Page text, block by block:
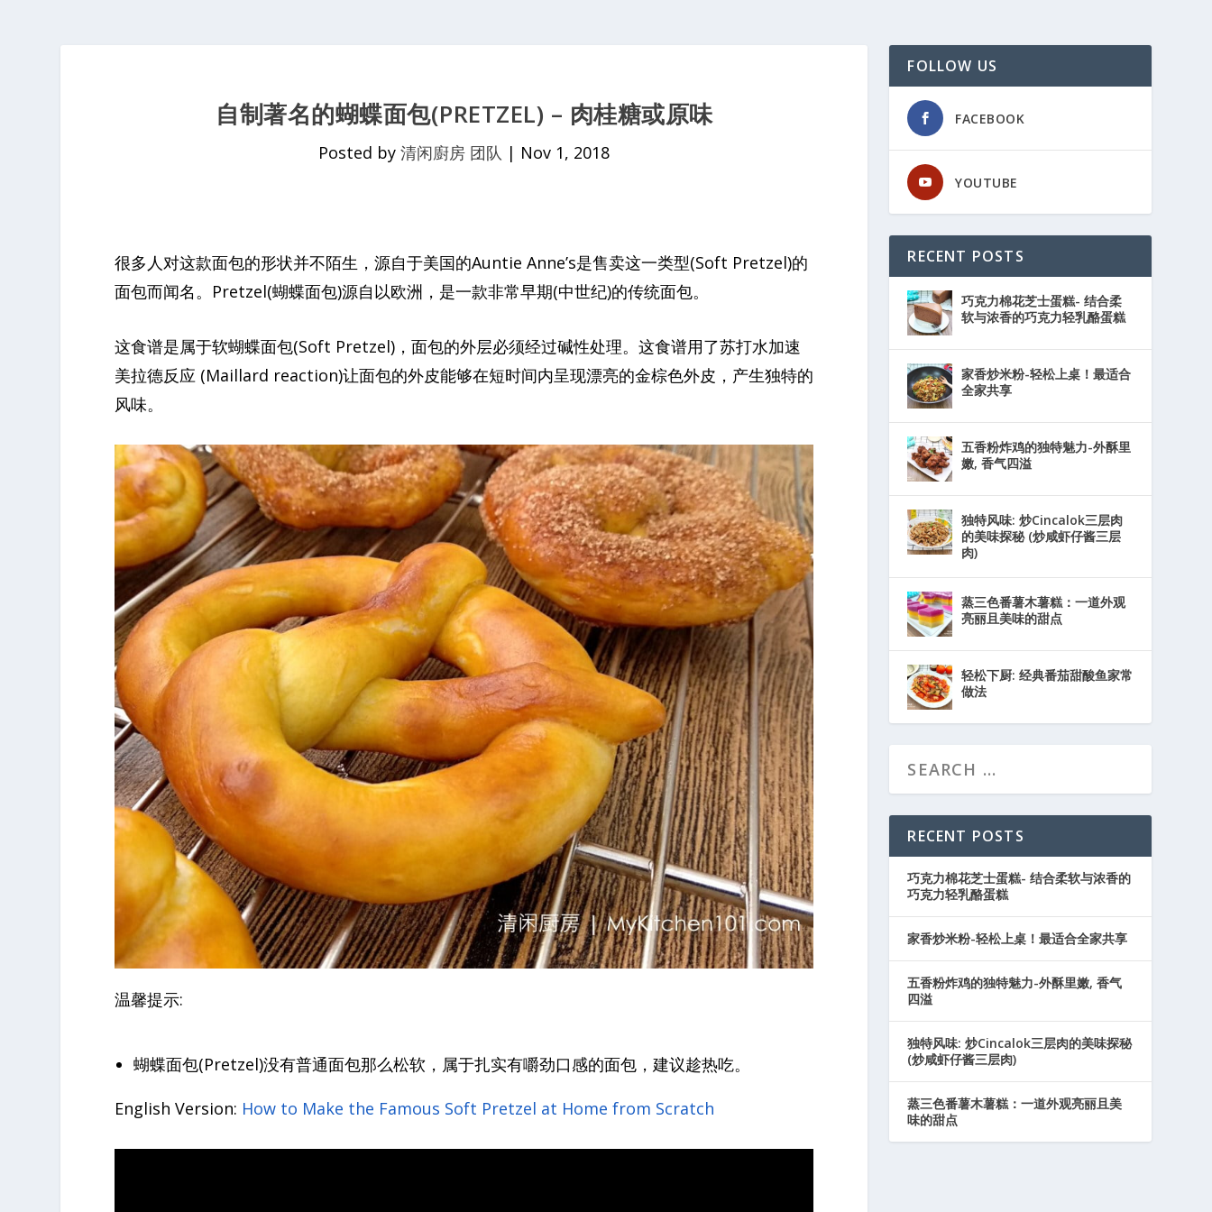
自制著名的蝴蝶面包(PRETZEL) – 肉桂糖或原味
Posted by清闲廚房 团队 | Nov 1, 2018
很多人对这款面包的形状并不陌生，源自于美国的Auntie Anne’s是售卖这一类型(Soft Pretzel)的
面包而闻名。Pretzel(蝴蝶面包)源自以欧洲，是一款非常早期(中世纪)的传统面包。
这食谱是属于软蝴蝶面包(Soft Pretzel)，面包的外层必须经过碱性处理。这食谱用了苏打水加速
美拉德反应 (Maillard reaction)让面包的外皮能够在短时间内呈现漂亮的金棕色外皮，产生独特的
风味。
温馨提示:
蝴蝶面包(Pretzel)没有普通面包那么松软，属于扎实有嚼劲口感的面包，建议趁热吃。
English Version: How to Make the Famous Soft Pretzel at Home from Scratch
FOLLOW US
FACEBOOK
YOUTUBE
RECENT POSTS
巧克力棉花芝士蛋糕- 结合柔
软与浓香的巧克力轻乳酪蛋糕
家香炒米粉-轻松上桌！最适合
全家共享
五香粉炸鸡的独特魅力-外酥里
嫩, 香气四溢
独特风味: 炒Cincalok三层肉
的美味探秘 (炒咸虾仔酱三层
肉)
蒸三色番薯木薯糕：一道外观
亮丽且美味的甜点
轻松下厨: 经典番茄甜酸鱼家常
做法
RECENT POSTS
巧克力棉花芝士蛋糕- 结合柔软与浓香的
巧克力轻乳酪蛋糕
家香炒米粉-轻松上桌！最适合全家共享
五香粉炸鸡的独特魅力-外酥里嫩, 香气
四溢
独特风味: 炒Cincalok三层肉的美味探秘
(炒咸虾仔酱三层肉)
蒸三色番薯木薯糕：一道外观亮丽且美
味的甜点